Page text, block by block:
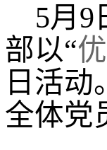
5月 9
部以“
日活
全体党